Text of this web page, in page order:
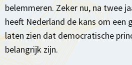
belemmeren.Zeker nu, na twee
heeft Nederland de kans om een
laten zien dat democratische
belangrijk zijn.